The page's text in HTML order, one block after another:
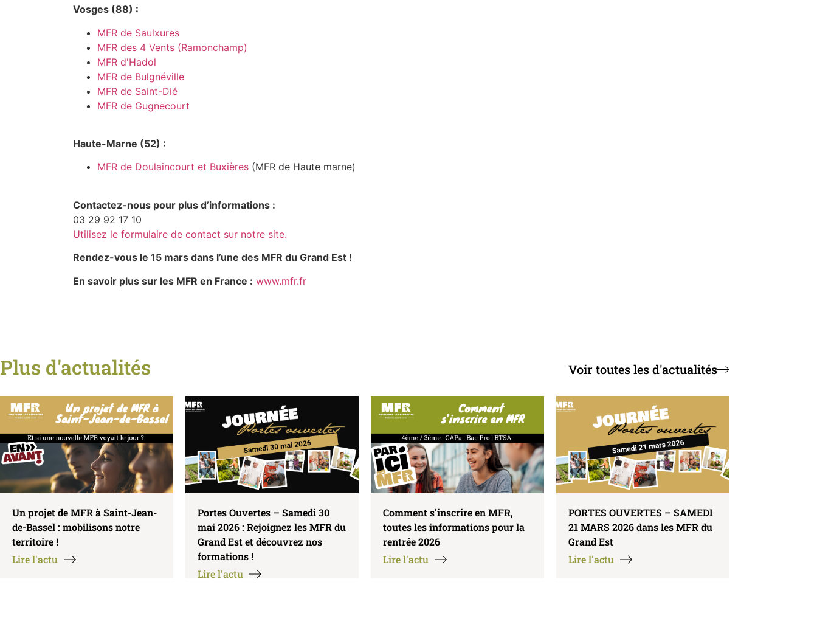
Vosges (88) :
MFR de Saulxures
MFR des 4 Vents (Ramonchamp)
MFR d'Hadol
MFR de Bulgnéville
MFR de Saint-Dié
MFR de Gugnecourt
Haute-Marne (52) :
MFR de Doulaincourt et Buxières (MFR de Haute marne)
Contactez-nous pour plus d’informations :
03 29 92 17 10
Utilisez le formulaire de contact sur notre site.
Rendez-vous le 15 mars dans l’une des MFR du Grand Est !
En savoir plus sur les MFR en France : www.mfr.fr
Plus d'actualités Voir toutes les d'actualités
Un projet de MFR à Saint-Jean-
de-Bassel : mobilisons notre
territoire !
Lire l'actu
Portes Ouvertes – Samedi 30
mai 2026 : Rejoignez les MFR du
Grand Est et découvrez nos
formations !
Lire l'actu
Comment s'inscrire en MFR,
toutes les informations pour la
rentrée 2026
Lire l'actu
PORTES OUVERTES – SAMEDI
21 MARS 2026 dans les MFR du
Grand Est
Lire l'actu